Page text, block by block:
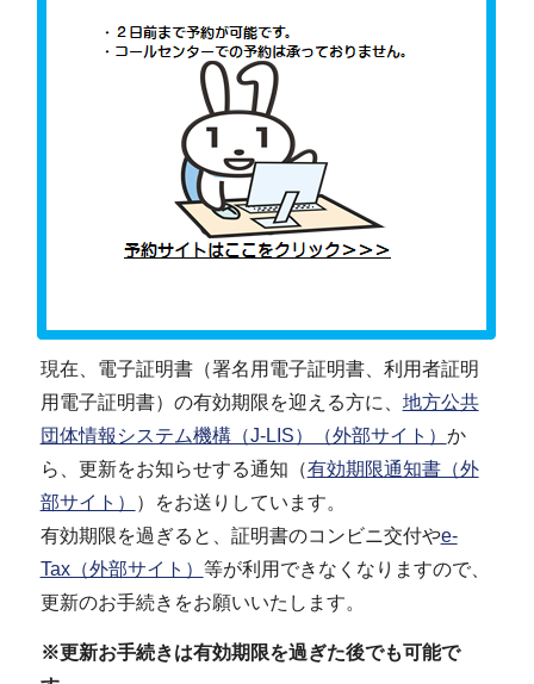
現在、電子証明書（署名用電子証明書、利用者証明
用電子証明書）の有効期限を迎える方に、 地方公共
団体情報システム機構（J-LIS）（外部サイト） か
ら、更新をお知らせする通知（有効期限通知書（外
部サイト）
）をお送りしています。
有効期限を過ぎると、証明書のコンビニ交付やe-
Tax（外部サイト） 等が利用できなくなりますので、
更新のお手続きをお願いいたします。
※更新お手続きは有効期限を過ぎた後でも可能で